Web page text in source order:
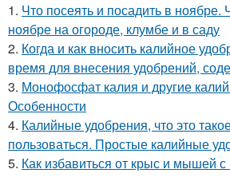
1. Что посеять и посадить в ноябре.
ноябре на огороде, клумбе и в саду
2. Когда и как вносить калийное
время для внесения удобрений,
3. Монофосфат калия и другие
Особенности
4. Калийные удобрения, что это
пользоваться. Простые калийные
5. Как избавиться от крыс и мышей